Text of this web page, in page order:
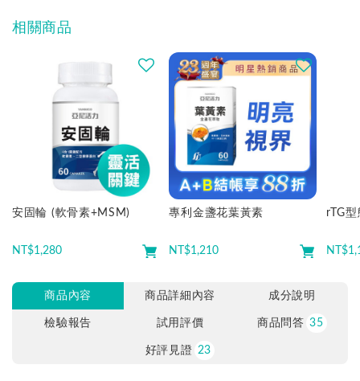
相關商品
安固輪 (軟骨素+MSM)
NT$1,280
專利金盞花葉黃素
NT$1,210
rTG
NT$
商品內容 商品詳細內容 成分說明
檢驗報告 試用評價 商品問答 35
好評見證 23